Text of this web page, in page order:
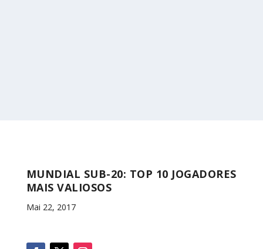
MUNDIAL SUB-20: TOP 10 JOGADORES
MAIS VALIOSOS
Mai 22, 2017